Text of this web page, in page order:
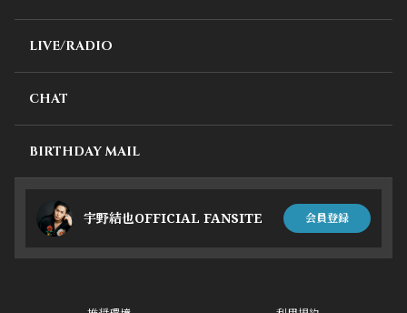
LIVE/RADIO
CHAT
BIRTHDAY MAIL
宇野結也OFFICIAL FANSITE 会員登録